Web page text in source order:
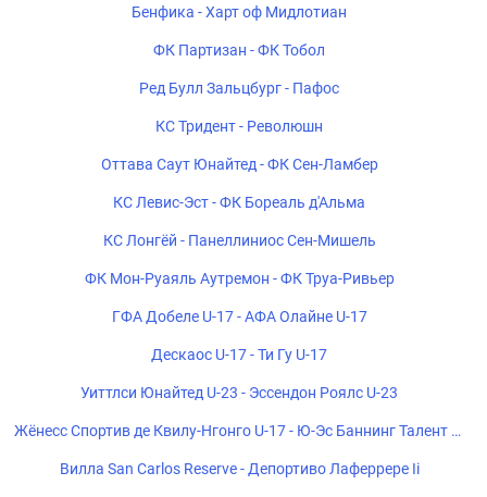
Бенфика - Харт оф Мидлотиан
ФК Партизан - ФК Тобол
Ред Булл Зальцбург - Пафос
КС Тридент - Революшн
Оттава Саут Юнайтед - ФК Сен-Ламбер
КС Левис-Эст - ФК Бореаль д'Альма
КС Лонгёй - Панеллиниос Сен-Мишель
ФК Мон-Руаяль Аутремон - ФК Труа-Ривьер
ГФА Добеле U-17 - АФА Олайне U-17
Дескаос U-17 - Ти Гу U-17
Уиттлси Юнайтед U-23 - Эссендон Роялс U-23
Жёнесс Спортив де Квилу-Нгонго U-17 - Ю-Эс Баннинг Талент U-
Вилла San Carlos Reserve - Депортиво Лаферрере Ii